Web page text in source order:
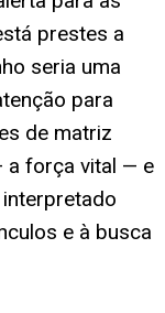
prestes a
seria uma
para
de matriz
a força vital — e
e à busca